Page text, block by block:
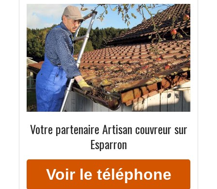
Votre partenaire Artisan couvreur sur
Esparron